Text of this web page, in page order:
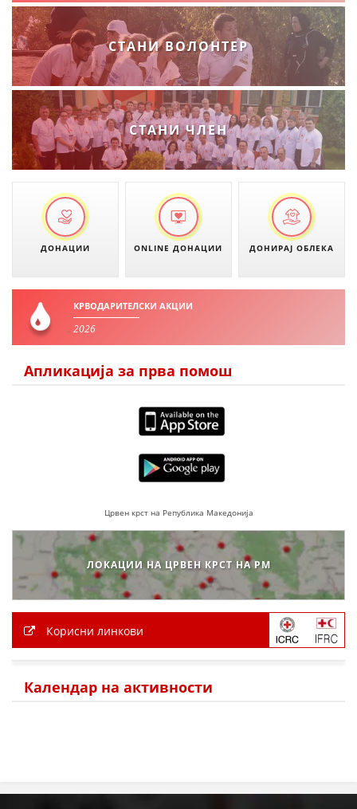
МЕНАЏМЕНТ НА ВОЛОНТЕРИ
ЗА НАС
ДЕЈСТВУВАЊЕ
ПРИРАЧНИЦИ
СТРАТЕГИИ
БРОШУРИ
ПРЕЗЕНТАЦИИ
СТАНИ ВОЛОНТЕР
СТАНИ ЧЛЕН
ДОНАЦИИ ONLINE ДОНАЦИИ ДОНИРАЈ ОБЛЕКА
КРВОДАРИТЕЛСКИ АКЦИИ
2026
Апликација за прва помош
Црвен крст на Република Македонија
ЛОКАЦИИ НА ЦРВЕН КРСТ НА РМ
Корисни линкови
Календар на активности